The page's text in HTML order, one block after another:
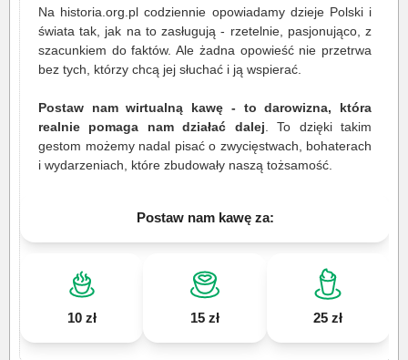
Na historia.org.pl codziennie opowiadamy dzieje Polski i
świata tak, jak na to zasługują - rzetelnie, pasjonująco, z
szacunkiem do faktów. Ale żadna opowieść nie przetrwa
bez tych, którzy chcą jej słuchać i ją wspierać.
Postaw nam wirtualną kawę - to darowizna, która
realnie pomaga nam działać dalej . To dzięki takim
gestom możemy nadal pisać o zwycięstwach, bohaterach
i wydarzeniach, które zbudowały naszą tożsamość.
Postaw nam kawę za:
10 zł 15 zł 25 zł